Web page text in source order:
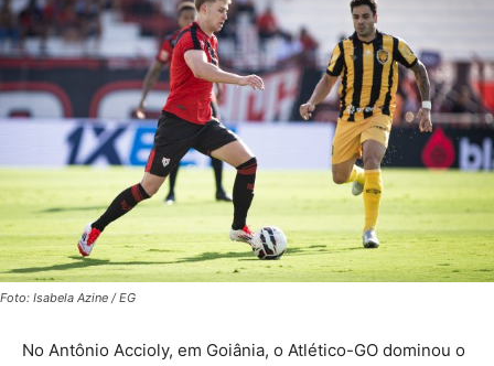
Foto: Isabela Azine / EG
No Antônio Accioly, em Goiânia, o Atlético-GO dominou o